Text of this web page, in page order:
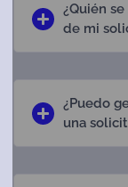
¿Quién
de mi
¿Puedo
una